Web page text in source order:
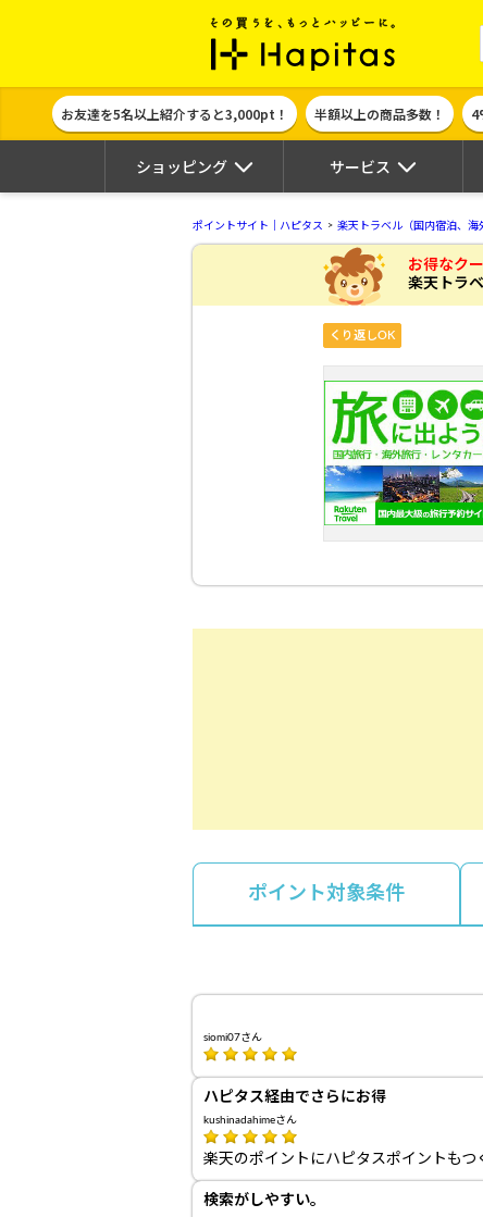
ポイント貯め
お友達を5名以上紹介すると3,000pt！ 半額以上の商品多数！
ショッピング サービス
ポイントサイト｜ハピタス 楽天トラベル（国内宿泊、海
お得なク
楽天トラ
くり返しOK
ポイント対象条件
siomi07さん
ハピタス経由でさらにお得
kushinadahimeさん
楽天のポイントにハピタスポイントもつ
検索がしやすい。